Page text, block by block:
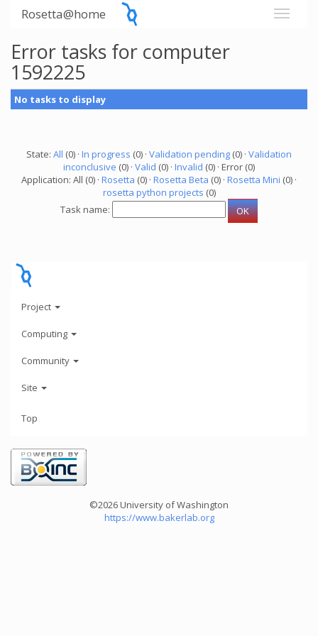
Rosetta@home
Error tasks for computer
1592225
No tasks to display
State: All (0) · In progress (0) · Validation pending (0) · Validation
inconclusive (0) · Valid (0) · Invalid (0) · Error (0)
Application: All (0) · Rosetta (0) · Rosetta Beta (0) · Rosetta Mini (0) ·
rosetta python projects (0)
Task name:
Project
Computing
Community
Site
Top
©2026 University of Washington
https://www.bakerlab.org